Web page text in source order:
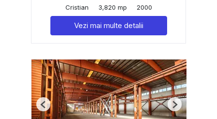
Cristian
3,820 mp 2000
Vezi mai multe detalii
Previous Next